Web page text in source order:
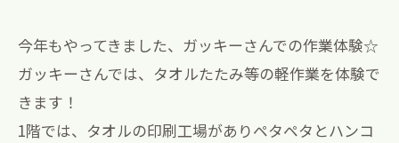
今年もやってきました、ガッキーさんでの作業体験☆
ガッキーさんでは、タオルたたみ等の軽作業を体験で
きます！
1階では、タオルの印刷工場がありペタペタとハンコ